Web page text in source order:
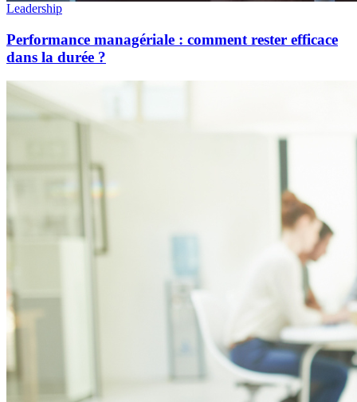
Leadership
Performance managériale : comment rester efficace
dans la durée ?